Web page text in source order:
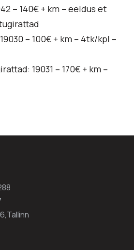
– 140€ + km – eeldus et
– 100€ + km – 4tk/kpl –
19031 – 170€ + km –